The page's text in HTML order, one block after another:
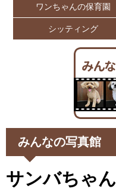
ワンちゃんの保育園
シッティング
みんなの写真館
サンバちゃん